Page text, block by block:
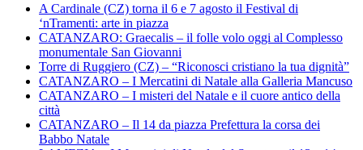
A Cardinale (CZ) torna il 6 e 7 agosto il Festival di
‘nTramenti: arte in piazza
CATANZARO: Graecalis – il folle volo oggi al Complesso
monumentale San Giovanni
Torre di Ruggiero (CZ) – “Riconosci cristiano la tua dignità”
CATANZARO – I Mercatini di Natale alla Galleria Mancuso
CATANZARO – I misteri del Natale e il cuore antico della
città
CATANZARO – Il 14 da piazza Prefettura la corsa dei
Babbo Natale